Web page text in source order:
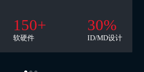
150+
软硬件
30%
ID/MD设计